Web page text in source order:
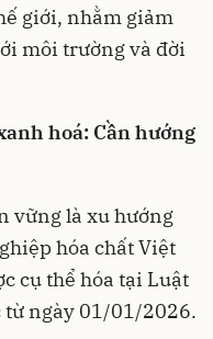
giới, nhằm giảm
môi trường và đời
hoá: Cần hướng
vững là xu hướng
hóa chất Việt
cụ thể hóa tại Luật
từ ngày 01/01/2026.